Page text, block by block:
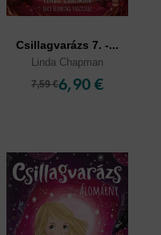
Csillagvarázs 7. -...
Linda Chapman
7,59 €6,90 €